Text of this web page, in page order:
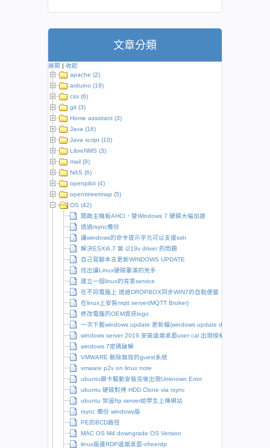
文章分類
展開 | 收起
apache (2)
arduino (18)
css (6)
git (3)
Home assistant (3)
Java (16)
Java script (10)
LibreNMS (3)
mail (9)
NAS (6)
openpilot (4)
openstreetmap (5)
OS (42)
開啟主機板AHCI，替Windows 7 硬碟大幅加速
透過rsync備份
讓windows的命令提示字元可以支援ssh
解決ESXi6.7 無 i219v driver 的問題
自己寫腳本去更新WINDOWS UPDATE
找出讓Linux硬碟塞滿的兇手
建立一個linux的背景service
在不同電腦上 透過DROPBOX同步WIN7的自黏便籤
在linux上安裝mqtt server(MQTT Broker)
修改電腦的OEM資訊logo
一次下載windows update 更新檔(windows update downloader)
windows server 2019 安裝遠端桌面user cal 出現授權問題
windows 7密碼破解
VMWARE 刪除無效的guest系統
vmware p2v on linux note
ubuntu顯卡驅動安裝完後出現Unknown Error
ubuntu 硬碟對拷 HDD Clone via rsync
ubuntu 架設ftp server給學生上傳網站
rsync 備份 windows版
PE的BCD路徑
MAC OS M4 downgrade OS Version
linux版連RDP遠端桌面-xfreerdp